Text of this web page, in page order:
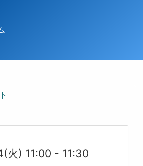
火) 11:00 - 11:30